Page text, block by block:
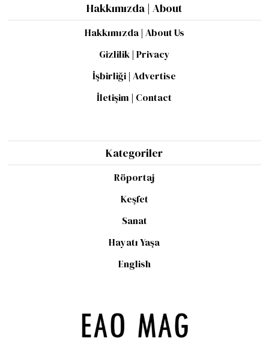
Hakkımızda | About
Hakkımızda | About Us
Gizlilik | Privacy
İşbirliği | Advertise
İletişim | Contact
Kategoriler
Röportaj
Keşfet
Sanat
Hayatı Yaşa
English